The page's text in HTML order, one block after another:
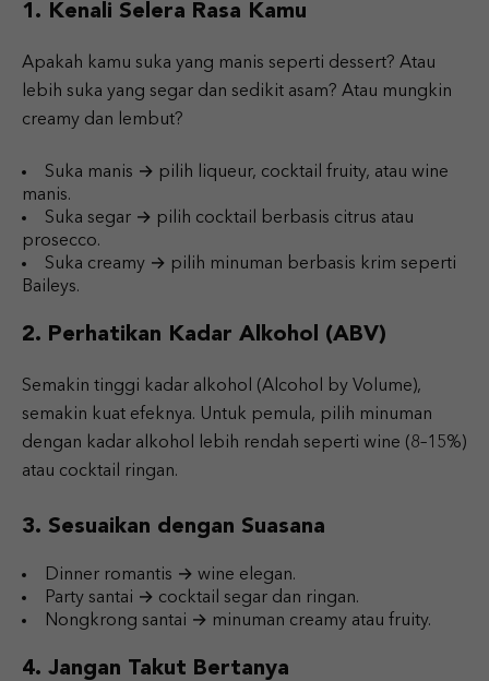
1. Kenali Selera Rasa Kamu
Apakah kamu suka yang manis seperti dessert? Atau
lebih suka yang segar dan sedikit asam? Atau mungkin
creamy dan lembut?
Suka manis → pilih liqueur, cocktail fruity, atau wine
manis.
Suka segar → pilih cocktail berbasis citrus atau
prosecco.
Suka creamy → pilih minuman berbasis krim seperti
Baileys.
2. Perhatikan Kadar Alkohol (ABV)
Semakin tinggi kadar alkohol (Alcohol by Volume),
semakin kuat efeknya. Untuk pemula, pilih minuman
dengan kadar alkohol lebih rendah seperti wine (8–15%)
atau cocktail ringan.
3. Sesuaikan dengan Suasana
Dinner romantis → wine elegan.
Party santai → cocktail segar dan ringan.
Nongkrong santai → minuman creamy atau fruity.
4. Jangan Takut Bertanya